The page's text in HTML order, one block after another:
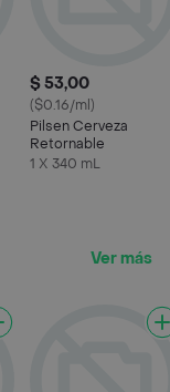
$ 53,00
($0.16/ml)
Pilsen Cerveza
Retornable
1 X 340 mL
Ver más